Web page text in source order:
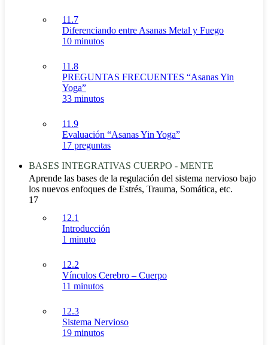
11.7
Diferenciando entre Asanas Metal y Fuego
10 minutos
11.8
PREGUNTAS FRECUENTES “Asanas Yin
Yoga”
33 minutos
11.9
Evaluación “Asanas Yin Yoga”
17 preguntas
BASES INTEGRATIVAS CUERPO - MENTE
Aprende las bases de la regulación del sistema nervioso bajo
los nuevos enfoques de Estrés, Trauma, Somática, etc.
17
12.1
Introducción
1 minuto
12.2
Vínculos Cerebro – Cuerpo
11 minutos
12.3
Sistema Nervioso
19 minutos